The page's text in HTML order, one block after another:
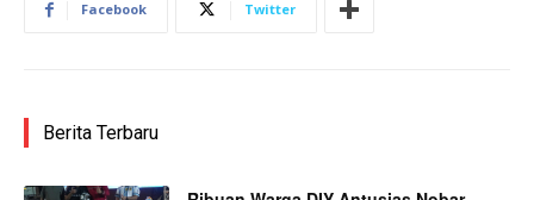
Facebook Twitter
Berita Terbaru